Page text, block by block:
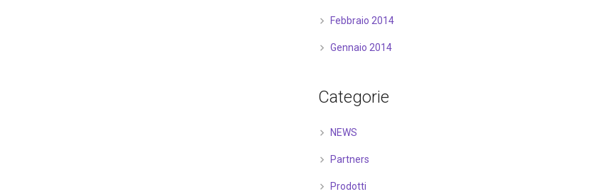
Febbraio 2014
Gennaio 2014
Categorie
NEWS
Partners
Prodotti